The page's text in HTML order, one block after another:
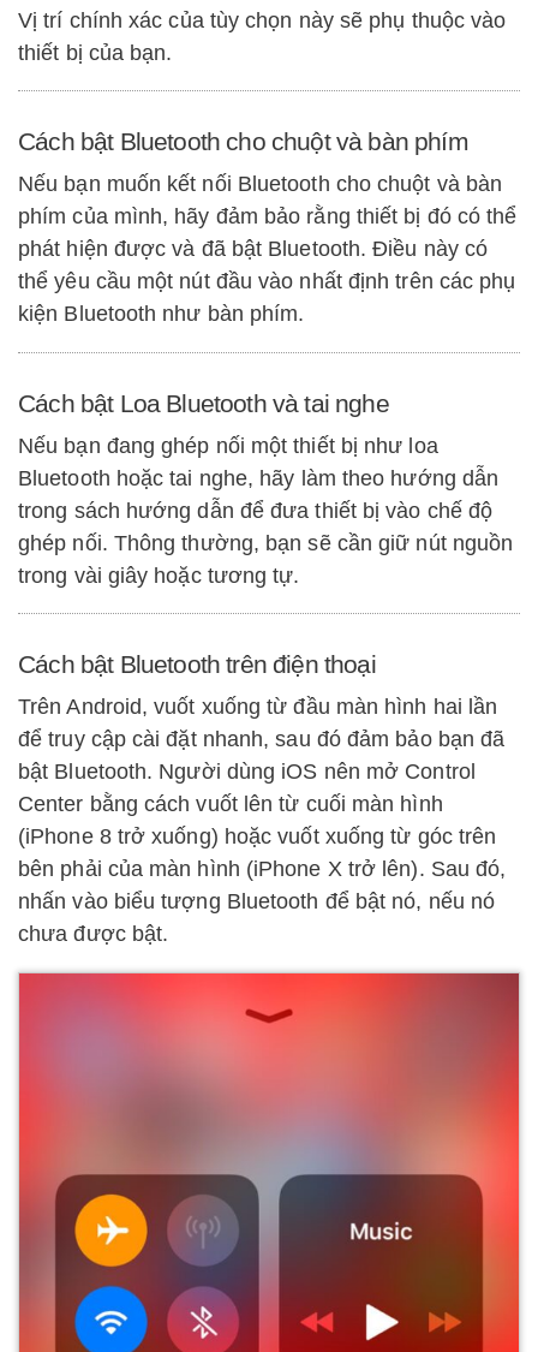
Vị trí chính xác của tùy chọn này sẽ phụ thuộc vào
thiết bị của bạn.
Cách bật Bluetooth cho chuột và bàn phím
Nếu bạn muốn kết nối Bluetooth cho chuột và bàn
phím của mình, hãy đảm bảo rằng thiết bị đó có thể
phát hiện được và đã bật Bluetooth. Điều này có
thể yêu cầu một nút đầu vào nhất định trên các phụ
kiện Bluetooth như bàn phím.
Cách bật Loa Bluetooth và tai nghe
Nếu bạn đang ghép nối một thiết bị như loa
Bluetooth hoặc tai nghe, hãy làm theo hướng dẫn
trong sách hướng dẫn để đưa thiết bị vào chế độ
ghép nối. Thông thường, bạn sẽ cần giữ nút nguồn
trong vài giây hoặc tương tự.
Cách bật Bluetooth trên điện thoại
Trên Android, vuốt xuống từ đầu màn hình hai lần
để truy cập cài đặt nhanh, sau đó đảm bảo bạn đã
bật Bluetooth. Người dùng iOS nên mở Control
Center bằng cách vuốt lên từ cuối màn hình
(iPhone 8 trở xuống) hoặc vuốt xuống từ góc trên
bên phải của màn hình (iPhone X trở lên). Sau đó,
nhấn vào biểu tượng Bluetooth để bật nó, nếu nó
chưa được bật.